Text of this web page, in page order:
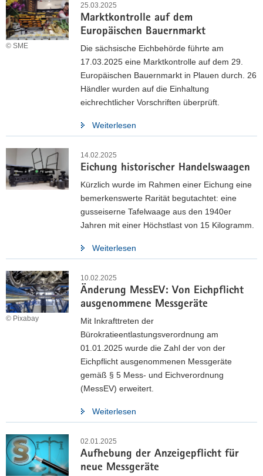
25.03.2025
Marktkontrolle auf dem
Europäischen Bauernmarkt
© SME
Die sächsische Eichbehörde führte am
17.03.2025 eine Marktkontrolle auf dem 29.
Europäischen Bauernmarkt in Plauen durch. 26
Händler wurden auf die Einhaltung
eichrechtlicher Vorschriften überprüft.
Weiterlesen
14.02.2025
Eichung historischer Handelswaagen
Kürzlich wurde im Rahmen einer Eichung eine
bemerkenswerte Rarität begutachtet: eine
gusseiserne Tafelwaage aus den 1940er
Jahren mit einer Höchstlast von 15 Kilogramm.
Weiterlesen
10.02.2025
Änderung MessEV: Von Eichpflicht
ausgenommene Messgeräte
© Pixabay
Mit Inkrafttreten der
Bürokratieentlastungsverordnung am
01.01.2025 wurde die Zahl der von der
Eichpflicht ausgenommenen Messgeräte
gemäß § 5 Mess- und Eichverordnung
(MessEV) erweitert.
Weiterlesen
02.01.2025
Aufhebung der Anzeigepflicht für
neue Messgeräte